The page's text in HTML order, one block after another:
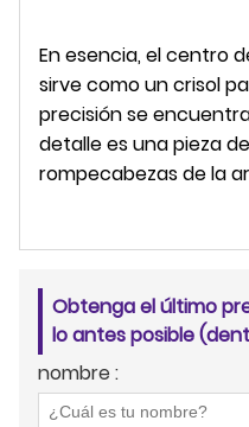
En esencia, el centro
sirve como un crisol
precisión se
detalle es una pieza
rompecabezas de la
Obtenga el último
lo antes posible
nombre :